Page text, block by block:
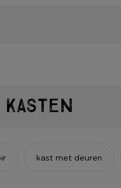
Kasten
kast met deuren